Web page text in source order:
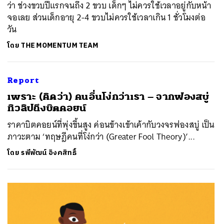
ว่า ช่วงขวบปีแรกจนถึง 2 ขวบ เด็กๆ ไม่ควรใช้เวลาอยู่กับหน้า
จอเลย ส่วนเด็กอายุ 2-4 ขวบไม่ควรใช้เวลาเกิน 1 ชั่วโมงต่อ
วัน
โดย THE MOMENTUM TEAM
Report
เพราะ (คิดว่า) คนอื่นโง่กว่าเรา – จากฟองสบู่
ทิวลิปถึงบิตคอยน์
ราคาบิตคอยน์ที่พุ่งขึ้นสูง ค่อนข้างเข้าเค้ากับวงจรฟองสบู่ เป็น
ภาวะตาม ‘ทฤษฎีคนที่โง่กว่า (Greater Fool Theory)’...
โดย รพีพัฒน์ อิงคสิทธิ์